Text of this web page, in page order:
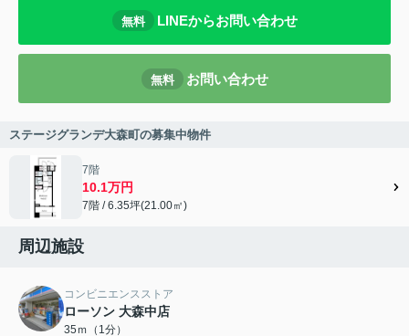
無料 LINEからお問い合わせ
無料 お問い合わせ
ステージグランデ大森町の募集中物件
7階
10.1万円
7階 / 6.35坪(21.00㎡)
周辺施設
コンビニエンスストア
ローソン 大森中店
35ｍ（1分）